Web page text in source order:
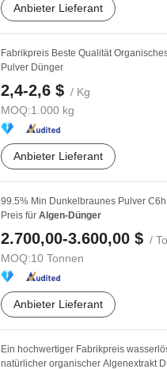
Anbieter Lieferant
Fabrikpreis Beste Qualität
Pulver Dünger
2,4-2,6 $ / Kg
MOQ:1.000 kg
Anbieter Lieferant
99.5% Min Dunkelbraunes Pulver
Preis für Algen-Dünger
2.700,00-3.600,00 $ /
MOQ:10 Tonnen
Anbieter Lieferant
Ein hochwertiger Fabrikpreis
natürlicher organischer Algenextrakt